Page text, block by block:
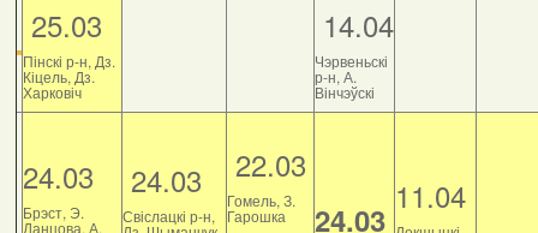
25.03
Пінскі р-н, Дз.
Кіцель, Дз.
Харковіч
14.04
Чэрвеньскі
р-н, А.
Вінчэўскі
24.03
Брэст, Э.
Данцова, А.
24.03
Свіслацкі р-н,
22.03
Гомель, З.
Гарошка 24.03
11.04